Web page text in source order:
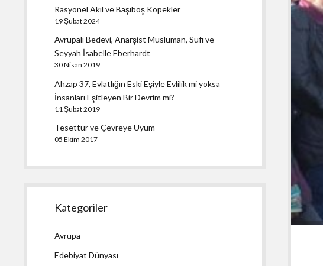
Rasyonel Akıl ve Başıboş Köpekler
19 Şubat 2024
Avrupalı Bedevi, Anarşist Müslüman, Sufi ve
Seyyah İsabelle Eberhardt
30 Nisan 2019
Ahzap 37, Evlatlığın Eski Eşiyle Evlilik mi yoksa
İnsanları Eşitleyen Bir Devrim mi?
11 Şubat 2019
Tesettür ve Çevreye Uyum
05 Ekim 2017
Kategoriler
Avrupa
Edebiyat Dünyası